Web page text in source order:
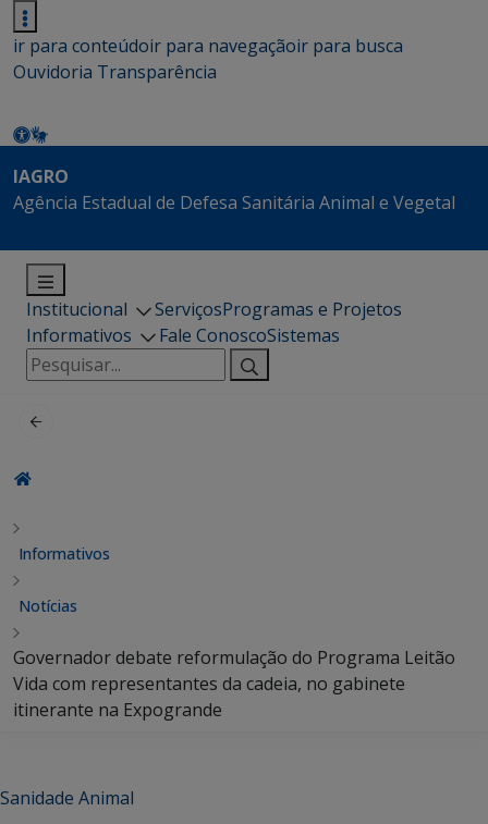
ir para conteúdoir para navegaçãoir para busca
Ouvidoria Transparência
IAGRO
Agência Estadual de Defesa Sanitária Animal e Vegetal
Institucional ServiçosProgramas e Projetos
Informativos
Fale ConoscoSistemas
Pesquisar
por:
Informativos
Notícias
Governador debate reformulação do Programa Leitão
Vida com representantes da cadeia, no gabinete
itinerante na Expogrande
Sanidade Animal